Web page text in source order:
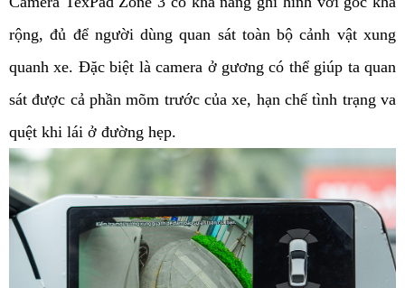
rộng, đủ để người dùng quan sát toàn bộ cảnh vật xung
quanh xe. Đặc biệt là camera ở gương có thể giúp ta quan
sát được cả phần mõm trước của xe, hạn chế tình trạng va
quệt khi lái ở đường hẹp.